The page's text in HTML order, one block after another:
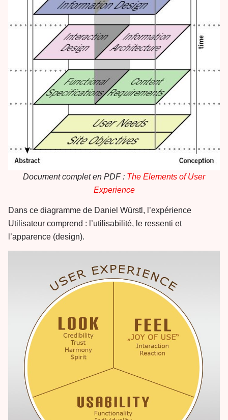
Document complet en PDF : The Elements of User
Experience
Dans ce diagramme de Daniel Würstl, l’expérience
Utilisateur comprend : l’utilisabilité, le ressenti et
l’apparence (design).